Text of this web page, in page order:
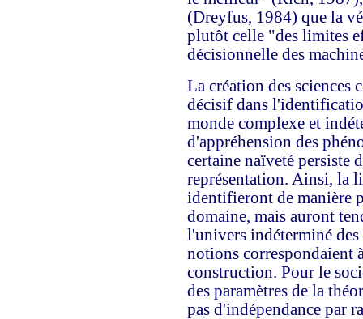
(Dreyfus, 1984) que la
plutôt celle "des limites
décisionnelle des
La création des
décisif dans
monde complexe et
d'appréhension des
certaine naïveté persiste
représentation. Ainsi, la
identifieront de manière
domaine, mais auront
l'univers indéterminé
notions correspondaient
construction. Pour le
des paramètres de la
pas d'indépendance par